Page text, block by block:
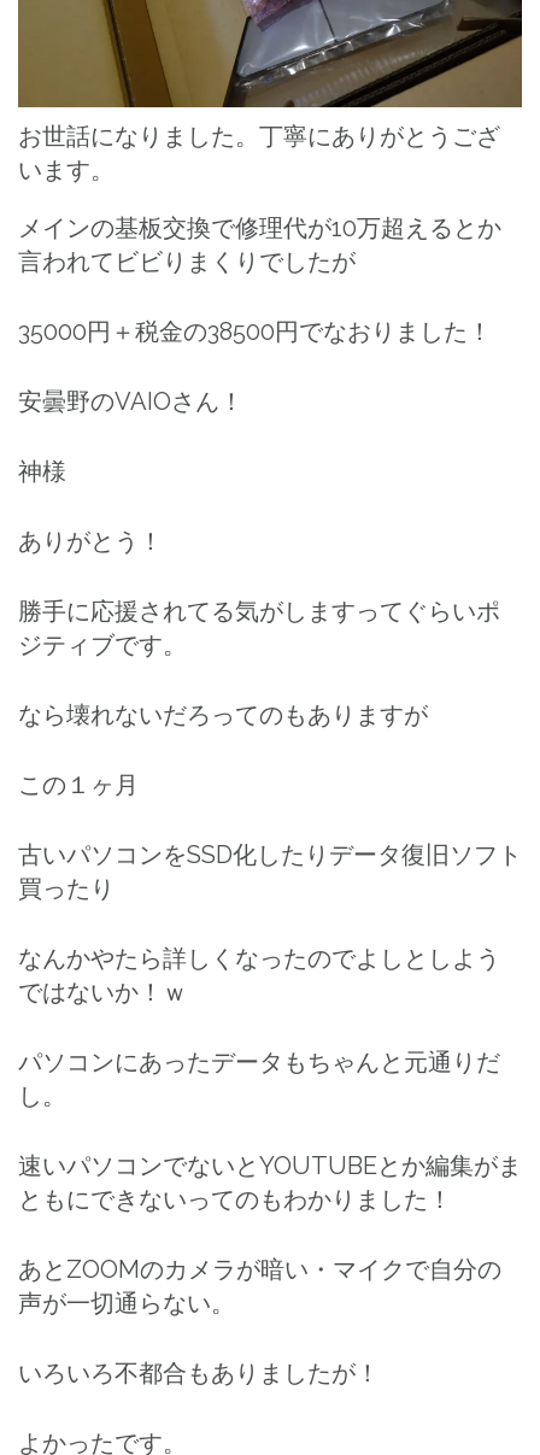
お世話になりました。丁寧にありがとうござ
います。
メインの基板交換で修理代が10万超えるとか
言われてビビりまくりでしたが
35000円＋税金の38500円でなおりました！
安曇野のVAIOさん！
神様
ありがとう！
勝手に応援されてる気がしますってぐらいポ
ジティブです。
なら壊れないだろってのもありますが
この１ヶ月
古いパソコンをSSD化したりデータ復旧ソフト
買ったり
なんかやたら詳しくなったのでよしとしよう
ではないか！ｗ
パソコンにあったデータもちゃんと元通りだ
し。
速いパソコンでないとYOUTUBEとか編集がま
ともにできないってのもわかりました！
あとZOOMのカメラが暗い・マイクで自分の
声が一切通らない。
いろいろ不都合もありましたが！
よかったです。